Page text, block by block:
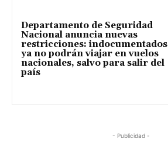
Departamento de Seguridad
Nacional anuncia nuevas
restricciones: indocumentados
ya no podrán viajar en vuelos
nacionales, salvo para salir del
país
- Publicidad -